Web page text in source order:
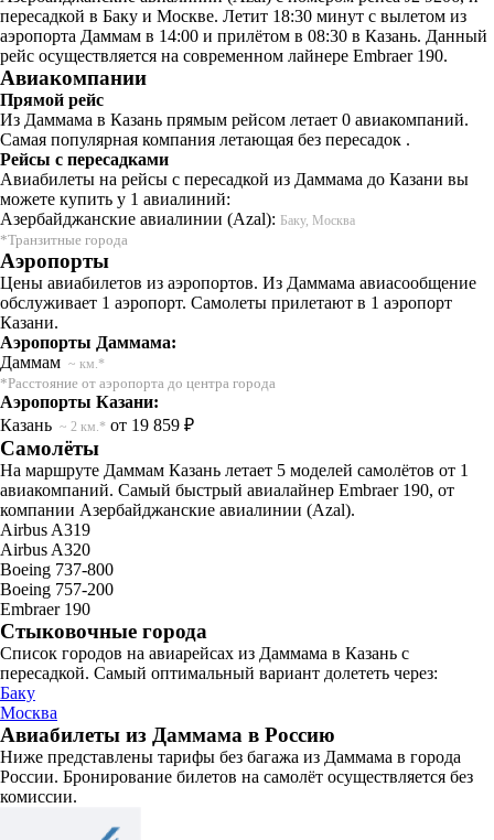
пересадкой в Баку и Москве. Летит 18:30 минут с вылетом из
аэропорта Даммам в 14:00 и прилётом в 08:30 в Казань. Данный
рейс осуществляется на современном лайнере Embraer 190.
Авиакомпании
Прямой рейс
Из Даммама в Казань прямым рейсом летает 0 авиакомпаний.
Самая популярная компания летающая без пересадок .
Рейсы с пересадками
Авиабилеты на рейсы с пересадкой из Даммама до Казани вы
можете купить у 1 авиалиний:
Азербайджанские авиалинии (Azal): Баку, Москва
*Транзитные города
Аэропорты
Цены авиабилетов из аэропортов. Из Даммама авиасообщение
обслуживает 1 аэропорт. Самолеты прилетают в 1 аэропорт
Казани.
Аэропорты Даммама:
Даммам ~ км.*
*Расстояние от аэропорта до центра города
Аэропорты Казани:
Казань ~ 2 км.* от 19 859 ₽
Самолёты
На маршруте Даммам Казань летает 5 моделей самолётов от 1
авиакомпаний. Самый быстрый авиалайнер Embraer 190, от
компании Азербайджанские авиалинии (Azal).
Airbus A319
Airbus A320
Boeing 737-800
Boeing 757-200
Embraer 190
Стыковочные города
Список городов на авиарейсах из Даммама в Казань с
пересадкой. Самый оптимальный вариант долететь через:
Баку
Москва
Авиабилеты из Даммама в Россию
Ниже представлены тарифы без багажа из Даммама в города
России. Бронирование билетов на самолёт осуществляется без
комиссии.